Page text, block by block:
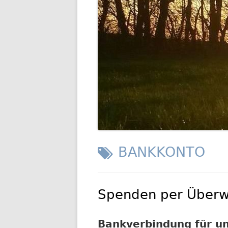
SCHLAGWORT:
BANKKONTO
Spenden per
Bankverbindung für